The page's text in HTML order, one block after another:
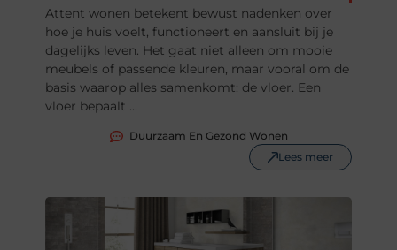
Attent wonen betekent bewust nadenken over
hoe je huis voelt, functioneert en aansluit bij je
dagelijks leven. Het gaat niet alleen om mooie
meubels of passende kleuren, maar vooral om de
basis waarop alles samenkomt: de vloer. Een
vloer bepaalt ...
Duurzaam En Gezond Wonen
Lees meer